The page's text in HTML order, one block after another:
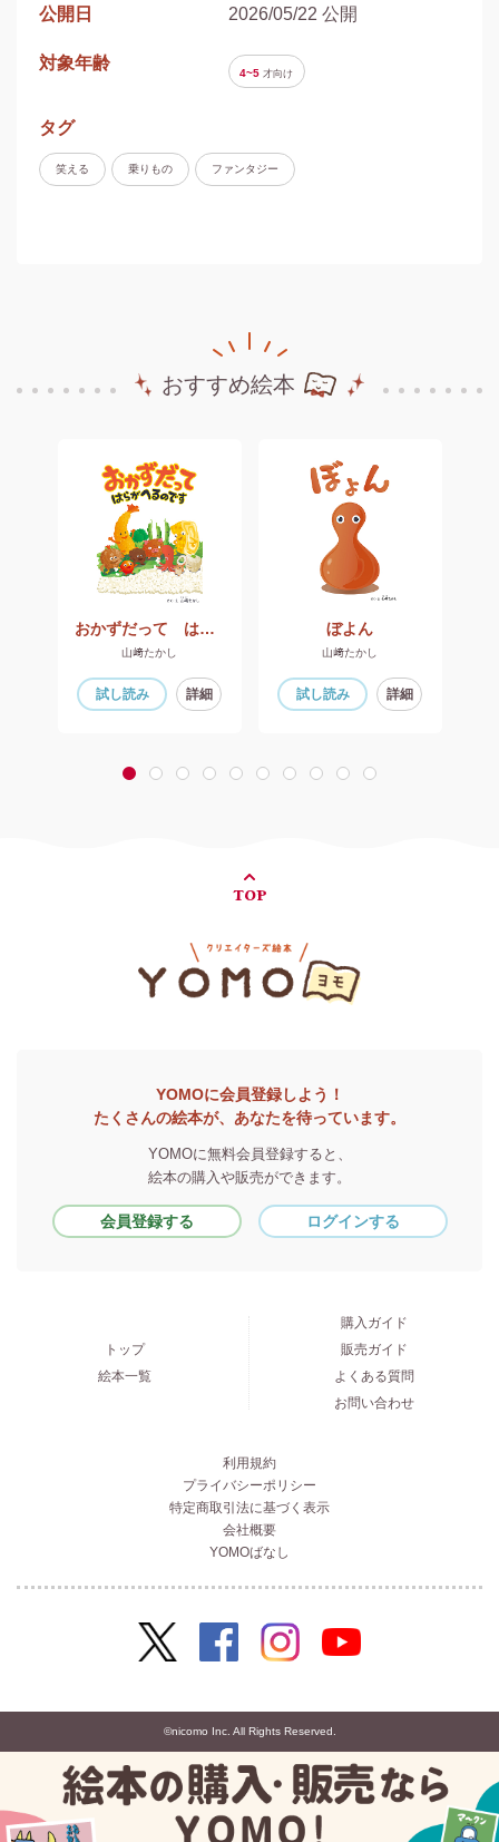
公開日 2026/05/22 公開
対象年齢
4~5 才向け
タグ
笑える 乗りもの ファンタジー
おすすめ絵本
おかずだって はらがへるのです
山﨑たかし
試し読み 詳細
ぼよん
山﨑たかし
試し読み 詳細
1 2 3 4 5 6 7 8 9 10
TOP
YOMOに会員登録しよう！
たくさんの絵本が、あなたを待っています。
YOMOに無料会員登録すると、
絵本の購入や販売ができます。
会員登録する ログインする
トップ
絵本一覧
購入ガイド
販売ガイド
よくある質問
お問い合わせ
利用規約
プライバシーポリシー
特定商取引法に基づく表示
会社概要
YOMOばなし
©nicomo Inc. All Rights Reserved.